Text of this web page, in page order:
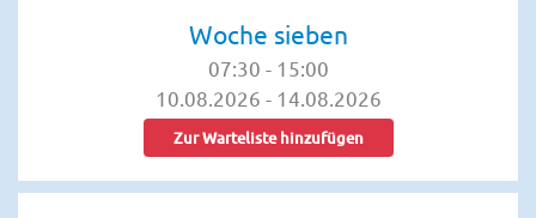
Woche sieben
07:30 - 15:00
10.08.2026 - 14.08.2026
Zur Warteliste hinzufügen